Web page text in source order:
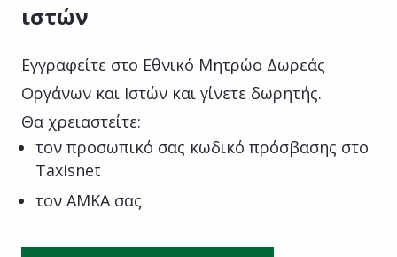
ιστών
Εγγραφείτε στο Εθνικό Μητρώο Δωρεάς
Οργάνων και Ιστών και γίνετε δωρητής.
Θα χρειαστείτε:
τον προσωπικό σας κωδικό πρόσβασης στο
Taxisnet
τον ΑΜΚΑ σας